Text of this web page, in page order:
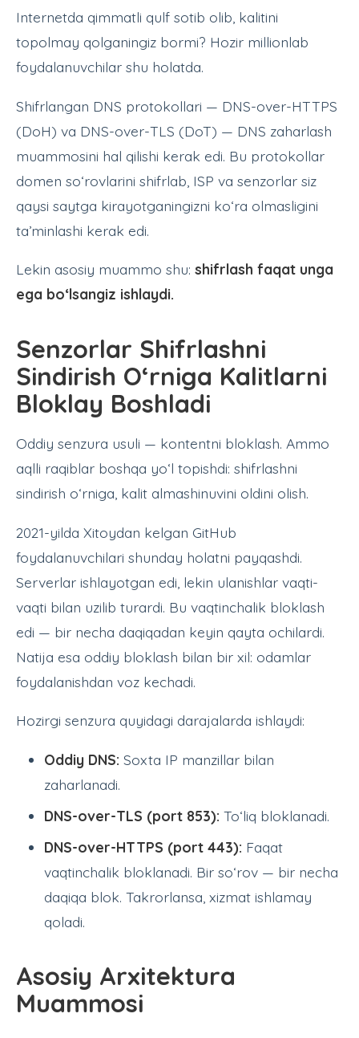
Internetda qimmatli qulf sotib olib, kalitini
topolmay qolganingiz bormi? Hozir millionlab
foydalanuvchilar shu holatda.
Shifrlangan DNS protokollari — DNS-over-HTTPS
(DoH) va DNS-over-TLS (DoT) — DNS zaharlash
muammosini hal qilishi kerak edi. Bu protokollar
domen so‘rovlarini shifrlab, ISP va senzorlar siz
qaysi saytga kirayotganingizni ko‘ra olmasligini
ta’minlashi kerak edi.
Lekin asosiy muammo shu: shifrlash faqat unga
ega bo‘lsangiz ishlaydi.
Senzorlar Shifrlashni
Sindirish O‘rniga Kalitlarni
Bloklay Boshladi
Oddiy senzura usuli — kontentni bloklash. Ammo
aqlli raqiblar boshqa yo‘l topishdi: shifrlashni
sindirish o‘rniga, kalit almashinuvini oldini olish.
2021-yilda Xitoydan kelgan GitHub
foydalanuvchilari shunday holatni payqashdi.
Serverlar ishlayotgan edi, lekin ulanishlar vaqti-
vaqti bilan uzilib turardi. Bu vaqtinchalik bloklash
edi — bir necha daqiqadan keyin qayta ochilardi.
Natija esa oddiy bloklash bilan bir xil: odamlar
foydalanishdan voz kechadi.
Hozirgi senzura quyidagi darajalarda ishlaydi:
Oddiy DNS: Soxta IP manzillar bilan
zaharlanadi.
DNS-over-TLS (port 853): To‘liq bloklanadi.
DNS-over-HTTPS (port 443): Faqat
vaqtinchalik bloklanadi. Bir so‘rov — bir necha
daqiqa blok. Takrorlansa, xizmat ishlamay
qoladi.
Asosiy Arxitektura
Muammosi